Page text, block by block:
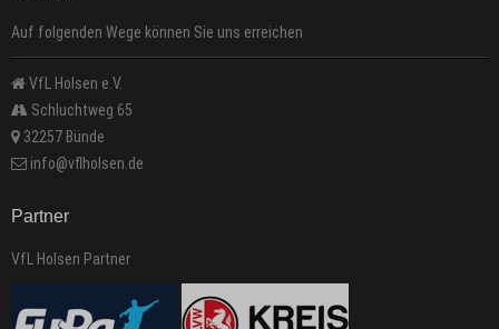
Auf folgenden Wege können Sie uns erreichen
VfL Holsen e.V.
Schluchtweg 65
32257 Bünde
info@vflholsen.de
Partner
VfL Holsen Partner